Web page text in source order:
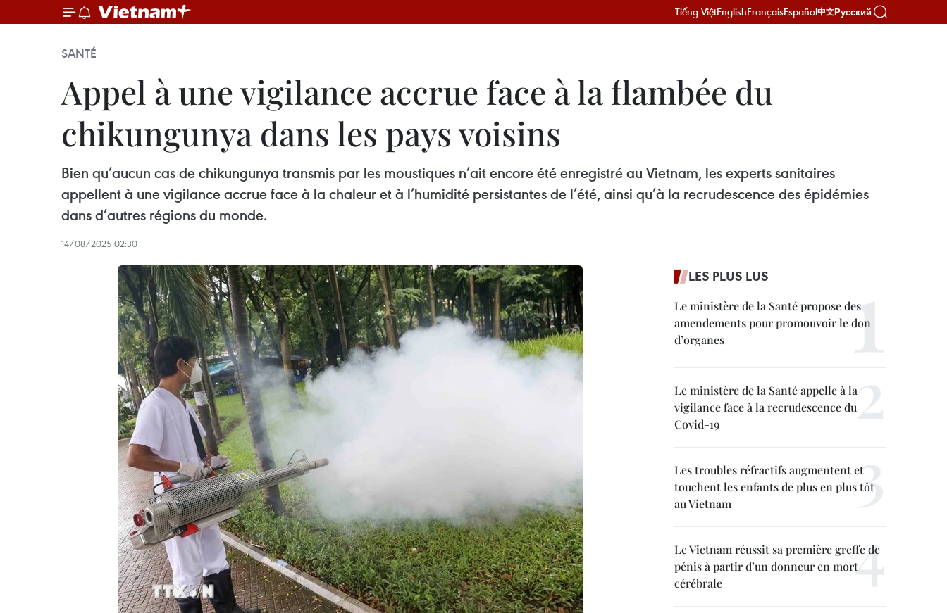
Tiếng ViệtEnglishFrançaisEspañol中文Русский
SANTÉ
Appel à une vigilance accrue face à la flambée du
chikungunya dans les pays voisins
Bien qu’aucun cas de chikungunya transmis par les moustiques n’ait encore été enregistré au Vietnam, les experts sanitaires
appellent à une vigilance accrue face à la chaleur et à l’humidité persistantes de l’été, ainsi qu’à la recrudescence des épidémies
dans d’autres régions du monde.
14/08/2025 02:30
LES PLUS LUS
Le ministère de la Santé propose des
amendements pour promouvoir le don
d’organes
Le ministère de la Santé appelle à la
vigilance face à la recrudescence du
Covid-19
Les troubles réfractifs augmentent et
touchent les enfants de plus en plus tôt
au Vietnam
Le Vietnam réussit sa première greffe de
pénis à partir d’un donneur en mort
cérébrale